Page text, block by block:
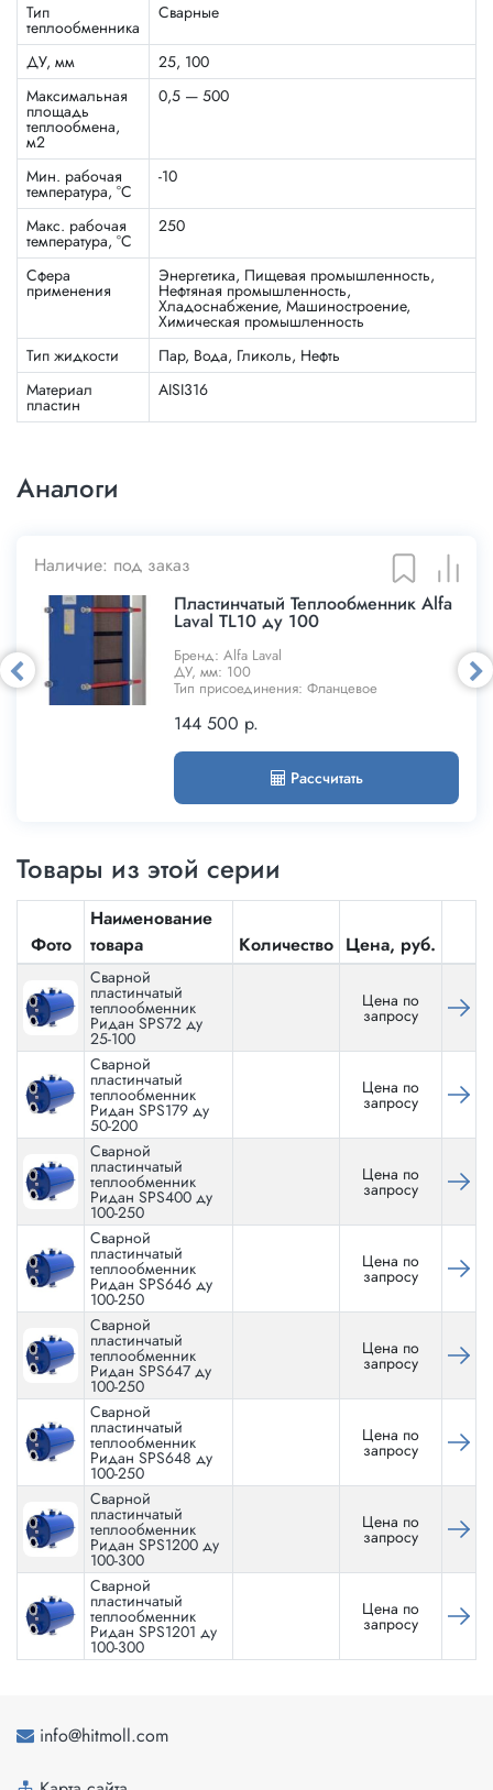
Тип
теплообменника
Сварные
ДУ, мм
25, 100
Максимальная
площадь
теплообмена,
м2
0,5 — 500
Мин. рабочая
температура, °С
-10
Макс. рабочая
температура, °C
250
Сфера
применения
Энергетика, Пищевая промышленность,
Нефтяная промышленность,
Хладоснабжение, Машиностроение,
Химическая промышленность
Тип жидкости
Пар, Вода, Гликоль, Нефть
Материал
пластин
AISI316
Аналоги
Наличие: под заказ
Пластинчатый Теплообменник Alfa
Laval TL10 ду 100
Бренд: Alfa Laval
ДУ, мм: 100
Тип присоединения: Фланцевое
144 500 р.
Рассчитать
Товары из этой серии
Фото
Наименование
товара
Количество Цена, руб.
Сварной
пластинчатый
теплообменник
Ридан SPS72 ду
25-100
Цена по
запросу
Сварной
пластинчатый
теплообменник
Ридан SPS179 ду
50-200
Цена по
запросу
Сварной
пластинчатый
теплообменник
Ридан SPS400 ду
100-250
Цена по
запросу
Сварной
пластинчатый
теплообменник
Ридан SPS646 ду
100-250
Цена по
запросу
Сварной
пластинчатый
теплообменник
Ридан SPS647 ду
100-250
Цена по
запросу
Сварной
пластинчатый
теплообменник
Ридан SPS648 ду
100-250
Цена по
запросу
Сварной
пластинчатый
теплообменник
Ридан SPS1200 ду
100-300
Цена по
запросу
Сварной
пластинчатый
теплообменник
Ридан SPS1201 ду
100-300
Цена по
запросу
info@hitmoll.com